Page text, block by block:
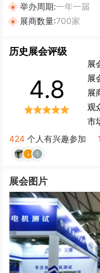
举办周期:一年一届
展商数量:700家
历史展会评级
4.8
展
展
展
观
市
424 个人有兴趣参加
展会图片